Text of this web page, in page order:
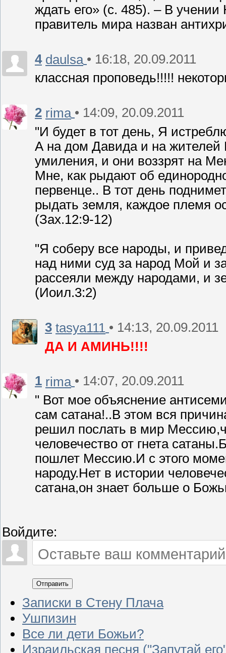
ждать его» (с. 485). – В
правитель мира назван
4 daulsa • 16:18, 20.09.2011
классная проповедь!!!!!
2 rima • 14:09, 20.09.2011
"И будет в тот день, Я
А на дом Давида и на жителей
умиления, и они воззрят на
Мне, как рыдают об
первенце.. В тот день
рыдать земля, каждое племя
(Зах.12:9-12)
"Я соберу все народы, и
над ними суд за народ Мой и
рассеяли между народами, и
(Иоил.3:2)
3 tasya111 • 14:13, 20.09.2011
ДА И АМИНЬ!!!!
1 rima • 14:07, 20.09.2011
" Вот мое объяснение
сам сатана!..В этом вся
решил послать в мир
человечество от гнета
пошлет Мессию.И с этого
народу.Нет в истории
сатана,он знает больше о
Войдите:
Отправить
Записки в Стену Плача
Ушпизин
Все ли дети Божьи?
Израильская песня ("Запутай